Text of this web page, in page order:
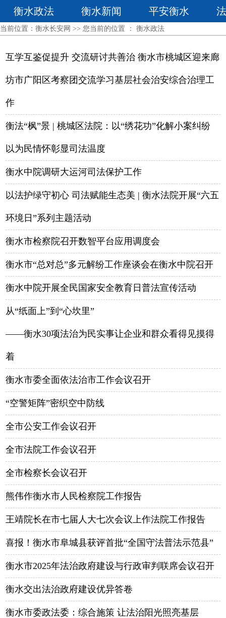
衡水政法 衡水新闻 平安衡水
当前位置： 衡水长安网 >> 您当前的位置 ： 衡水政法
互学互鉴促提升 交流研讨共善治 衡水市桃城区迎来廊
坊市广阳区考察团交流学习基层社会治安综合治理工
作
衡法“枫”景 | 桃城区法院：以“绣花功”化解小案纠纷
以为民情怀彰显司法温度
衡水中院调研大运河司法保护工作
以法护绿守初心 司法赋能生态美 | 衡水法院开展“六五
环境日”系列主题活动
衡水市检察院召开数智平台应用调度会
衡水市“总对总”多元解纷工作座谈会在衡水中院召开
衡水中院开展全民国家安全教育日普法宣传活动
从“纸面上”到“心坎里”
——衡水30项法治为民实事让企业和群众看得见摸得
着
衡水市委全面依法治市工作会议召开
“空警矩阵”密织空中防线
全市公安工作会议召开
全市法院工作会议召开
全市检察长会议召开
熊伟作衡水市人民检察院工作报告
王靖院长在市七届人大七次会议上作法院工作报告
喜报！衡水市阜城县获评首批“全国守法普法示范县”
衡水市2025年法治政府建设与行政审判联席会议召开
衡水交出法治政府建设优异答卷
衡水市委政法委：综合施策 让法治阳光照亮基层